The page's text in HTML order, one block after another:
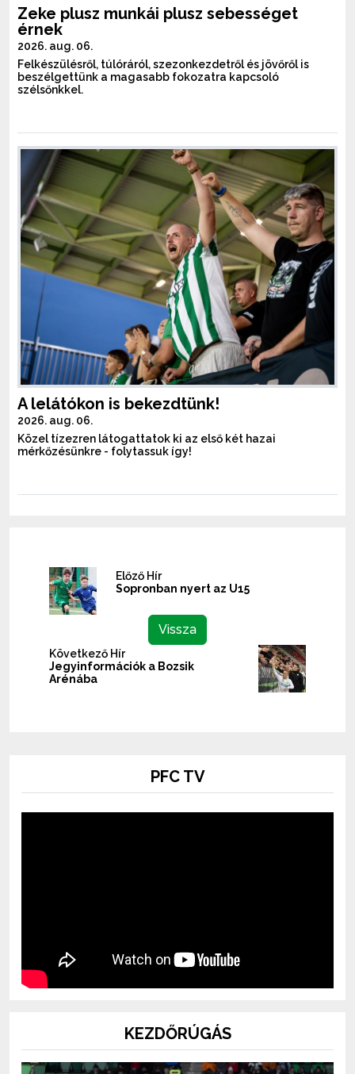
Zeke plusz munkái plusz sebességet
érnek
2026. aug. 06.
Felkészülésről, túlóráról, szezonkezdetről és jövőről is
beszélgettünk a magasabb fokozatra kapcsoló
szélsőnkkel.
A lelátókon is bekezdtünk!
2026. aug. 06.
Közel tízezren látogattatok ki az első két hazai
mérkőzésünkre - folytassuk így!
Előző Hír
Sopronban nyert az U15
Vissza
Következő Hír
Jegyinformációk a Bozsik
Arénába
PFC TV
KEZDŐRÚGÁS